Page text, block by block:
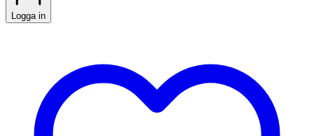
Logga in